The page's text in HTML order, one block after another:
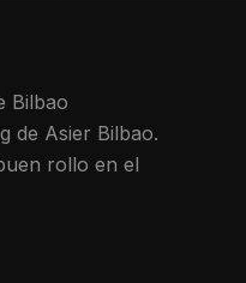
Bilbao
de Asier Bilbao.
rollo en el